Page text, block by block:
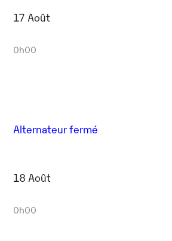
17 Août
0h00
Alternateur fermé
18 Août
0h00